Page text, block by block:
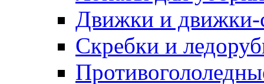
Движки и движки-
Скребки и